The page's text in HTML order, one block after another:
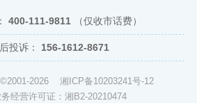
400-111-9811 （仅收市话费）
投诉： 156-1612-8671
2026 湘ICP备10203241号-12
经营许可证：湘B2-20210474